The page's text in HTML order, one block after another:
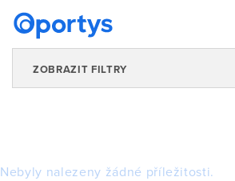
ZOBRAZIT FILTRY
Nebyly nalezeny žádné příležitosti.